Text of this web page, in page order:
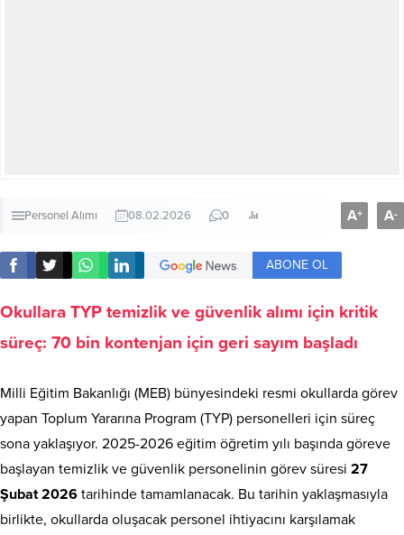
Personel Alımı 08.02.2026 0 A+ A-
ABONE OL
Okullara TYP temizlik ve güvenlik alımı için kritik
süreç: 70 bin kontenjan için geri sayım başladı
Milli Eğitim Bakanlığı (MEB) bünyesindeki resmi okullarda görev
yapan Toplum Yararına Program (TYP) personelleri için süreç
sona yaklaşıyor. 2025-2026 eğitim öğretim yılı başında göreve
başlayan temizlik ve güvenlik personelinin görev süresi 27
Şubat 2026 tarihinde tamamlanacak. Bu tarihin yaklaşmasıyla
birlikte, okullarda oluşacak personel ihtiyacını karşılamak